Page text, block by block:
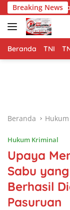
Langsung
ke
konten
Breaking News
Pertanian,
Beranda TNI
Beranda
Hukum Kriminal
Upaya
Sabu
Berhasil
Pasuruan